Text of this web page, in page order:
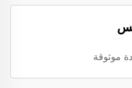
موثوقة